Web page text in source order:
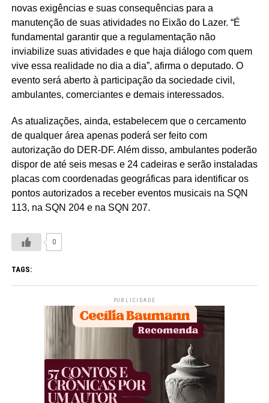
novas exigências e suas consequências para a
manutenção de suas atividades no Eixão do Lazer. “É
fundamental garantir que a regulamentação não
inviabilize suas atividades e que haja diálogo com quem
vive essa realidade no dia a dia”, afirma o deputado. O
evento será aberto à participação da sociedade civil,
ambulantes, comerciantes e demais interessados.
As atualizações, ainda, estabelecem que o cercamento
de qualquer área apenas poderá ser feito com
autorização do DER-DF. Além disso, ambulantes poderão
dispor de até seis mesas e 24 cadeiras e serão instaladas
placas com coordenadas geográficas para identificar os
pontos autorizados a receber eventos musicais na SQN
113, na SQN 204 e na SQN 207.
0
TAGS:
PUBLICIDADE